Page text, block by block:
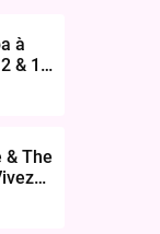
à
& 13
& The